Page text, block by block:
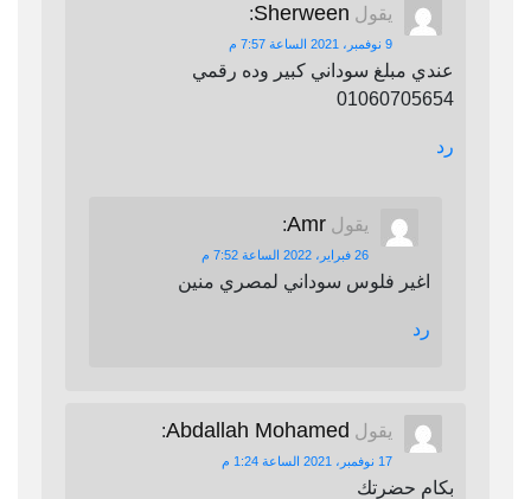
يقول Sherween
:
9 نوفمبر، 2021 الساعة 7:57 م
عندي مبلغ سوداني كبير وده رقمي
01060705654
رد
يقول Amr
:
26 فبراير، 2022 الساعة 7:52 م
اغير فلوس سوداني لمصري منين
رد
يقول Abdallah Mohamed
:
17 نوفمبر، 2021 الساعة 1:24 م
بكام حضرتك